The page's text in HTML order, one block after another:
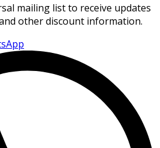
mailing list to receive updates
other discount information.